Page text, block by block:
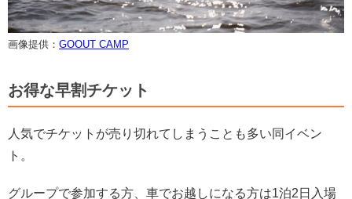
画像提供： GOOUT CAMP
お得な早割チケット
人気でチケットが売り切れてしまうことも多い同イベン
ト。
グループで参加する方、車でお越しになる方は1泊2日入場